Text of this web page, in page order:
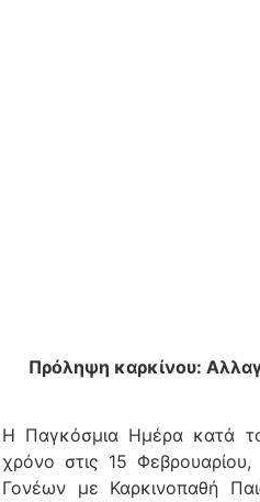
Πρόληψη καρκίνου:
Η Παγκόσμια Ημέρα κατά
χρόνο στις 15
Γονέων με Καρκινοπαθή